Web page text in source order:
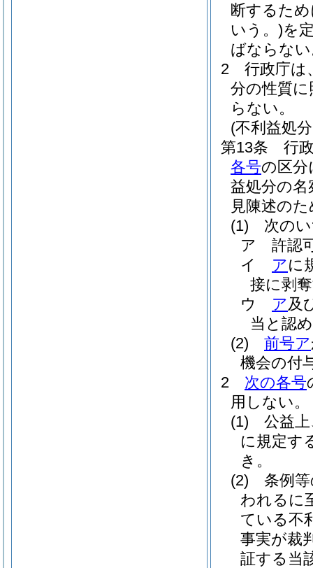
断するた
いう。)を
ばならな
2
行政庁は
分の性質
らない。
(不利益処
第13条
行
各号の区分
益処分の
見陳述の
(1)
次の
ア
許認
イ
アに
接に剥
ウ
ア及
当と認
(2)
前号ア
機会の付
2
次の各号
用しない。
(1)
公益
に規定す
き。
(2)
条例
われるに
ている不
事実が裁
証する当